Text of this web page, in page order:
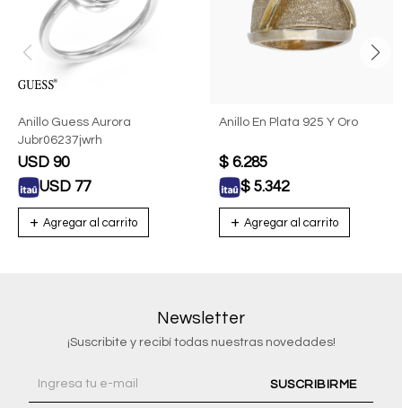
Anillo Guess Aurora
Jubr06237jwrh
USD 90
USD 77
Anillo En Plata 925 Y Oro
$ 6.285
$ 5.342
Newsletter
¡Suscribite y recibí todas nuestras novedades!
SUSCRIBIRME